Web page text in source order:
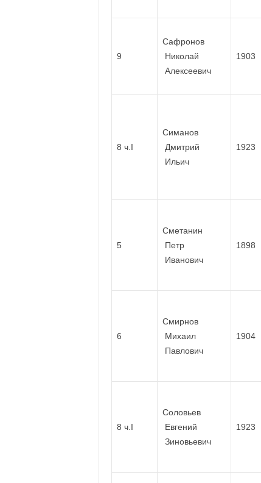
9
Сафронов
Николай
Алексеевич
1903
8 ч.I
Симанов
Дмитрий
Ильич
1923
5
Сметанин
Петр
Иванович
1898
6
Смирнов
Михаил
Павлович
1904
8 ч.I
Соловьев
Евгений
Зиновьевич
1923